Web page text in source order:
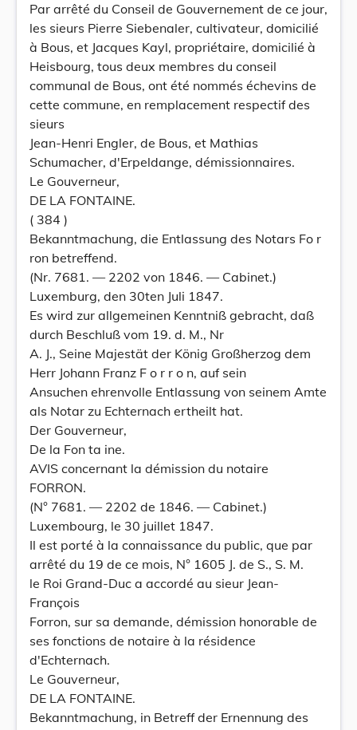
Par arrêté du Conseil de Gouvernement de ce jour,
les sieurs Pierre Siebenaler, cultivateur, domicilié
à Bous, et Jacques Kayl, propriétaire, domicilié à
Heisbourg, tous deux membres du conseil
communal de Bous, ont été nommés échevins de
cette commune, en remplacement respectif des
sieurs
Jean-Henri Engler, de Bous, et Mathias
Schumacher, d'Erpeldange, démissionnaires.
Le Gouverneur,
DE LA FONTAINE.
( 384 )
Bekanntmachung, die Entlassung des Notars Fo r
ron betreffend.
(Nr. 7681. — 2202 von 1846. — Cabinet.)
Luxemburg, den 30ten Juli 1847.
Es wird zur allgemeinen Kenntniß gebracht, daß
durch Beschluß vom 19. d. M., Nr
A. J., Seine Majestät der König Großherzog dem
Herr Johann Franz F o r r o n, auf sein
Ansuchen ehrenvolle Entlassung von seinem Amte
als Notar zu Echternach ertheilt hat.
Der Gouverneur,
De la Fon ta ine.
AVIS concernant la démission du notaire
FORRON.
(N° 7681. — 2202 de 1846. — Cabinet.)
Luxembourg, le 30 juillet 1847.
Il est porté à la connaissance du public, que par
arrêté du 19 de ce mois, N° 1605 J. de S., S. M.
le Roi Grand-Duc a accordé au sieur Jean-
François
Forron, sur sa demande, démission honorable de
ses fonctions de notaire à la résidence
d'Echternach.
Le Gouverneur,
DE LA FONTAINE.
Bekanntmachung, in Betreff der Ernennung des